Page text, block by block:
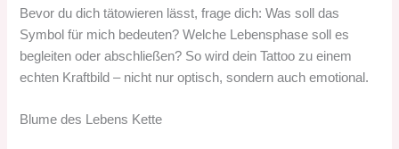
Bevor du dich tätowieren lässt, frage dich: Was soll das
Symbol für mich bedeuten? Welche Lebensphase soll es
begleiten oder abschließen? So wird dein Tattoo zu einem
echten Kraftbild – nicht nur optisch, sondern auch emotional.
Blume des Lebens Kette